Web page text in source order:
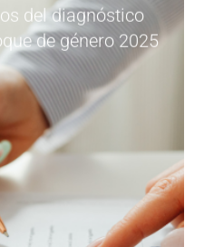
del diagnóstico
de género 2025